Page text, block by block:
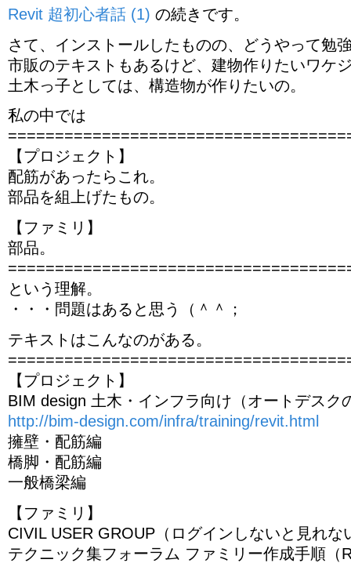
Revit 超初心者話 (1) の続きです。
さて、インストールしたものの、どうやって勉
市販のテキストもあるけど、建物作りたいワケ
土木っ子としては、構造物が作りたいの。
私の中では
【プロジェクト】
配筋があったらこれ。
部品を組上げたもの。
【ファミリ】
部品。
という理解。
・・・問題はあると思う（＾＾；
テキストはこんなのがある。
【プロジェクト】
BIM design 土木・インフラ向け（オートデスク
http://bim-design.com/infra/training/revit.html
擁壁・配筋編
橋脚・配筋編
一般橋梁編
【ファミリ】
CIVIL USER GROUP（ログインしないと見れな
テクニック集フォーラム ファミリー作成手順（